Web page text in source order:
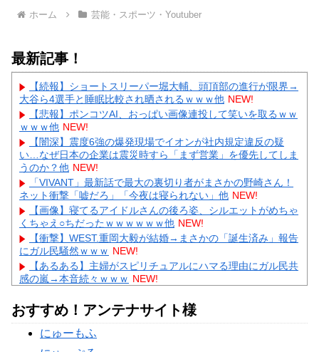
ホーム 芸能・スポーツ・Youtuber
最新記事！
【続報】ショートスリーパー堀大輔、頭頂部の進行が限界→
大谷ら4選手と睡眠比較され晒されるｗｗｗ他 NEW!
【悲報】ポンコツAI、おっぱい画像連投して笑いを取るｗｗ
ｗｗｗ他 NEW!
【闇深】震度6強の爆発現場でイオンが社内規定違反の疑
い…なぜ日本の企業は震災時すら「まず営業」を優先してしま
うのか？他 NEW!
「VIVANT」最新話で最大の裏切り者がまさかの野崎さん！
ネット衝撃「嘘だろ」「今夜は寝られない」他 NEW!
【画像】寝てるアイドルさんの後ろ姿、シルエットがめちゃ
くちゃえ○ちだったｗｗｗｗｗｗ他 NEW!
【衝撃】WEST.重岡大毅が結婚→まさかの「誕生済み」報告
にガル民騒然ｗｗｗ NEW!
【あるある】主婦がスピリチュアルにハマる理由にガル民共
感の嵐→本音続々ｗｗｗ NEW!
持ち大激論にｗｗｗ NEW!
【物議】ひろゆき氏に嫁ブチギレ離婚宣言→まさかの結末に
ガル民騒然ｗｗｗ
【続報】三山凌輝、あんかけパスタ店も割烹店もピンチ→ガ
おすすめ！アンテナサイト様
にゅーもふ